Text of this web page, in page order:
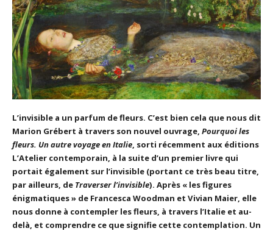
L’invisible a un parfum de fleurs. C’est bien cela que nous dit
Marion Grébert à travers son nouvel ouvrage, Pourquoi les
fleurs. Un autre voyage en Italie, sorti récemment aux éditions
L’Atelier contemporain, à la suite d’un premier livre qui
portait également sur l’invisible (portant ce très beau titre,
par ailleurs, de Traverser l’invisible). Après « les figures
énigmatiques » de Francesca Woodman et Vivian Maier, elle
nous donne à contempler les fleurs, à travers l’Italie et au-
delà, et comprendre ce que signifie cette contemplation. Un